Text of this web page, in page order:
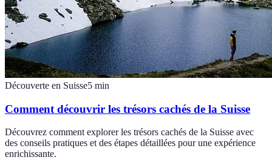
Découverte en Suisse5 min
Comment découvrir les trésors cachés de la Suisse
Découvrez comment explorer les trésors cachés de la Suisse avec
des conseils pratiques et des étapes détaillées pour une expérience
enrichissante.